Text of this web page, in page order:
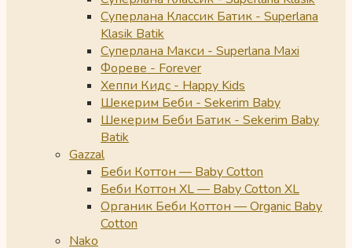
Суперлана Классик Батик - Superlana
Klasik Batik
Суперлана Макси - Superlana Maxi
Фореве - Forever
Хеппи Кидс - Happy Kids
Шекерим Беби - Sekerim Baby
Шекерим Беби Батик - Sekerim Baby
Batik
Gazzal
Беби Коттон — Baby Cotton
Беби Коттон XL — Baby Cotton XL
Органик Беби Коттон — Organic Baby
Cotton
Nako